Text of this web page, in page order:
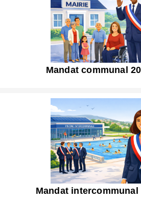
Mandat communal
Mandat intercommunal